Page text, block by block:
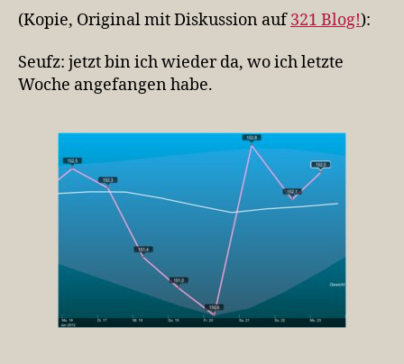
nicht
(Kopie, Original mit Diskussion auf321 Blog!):
Seufz: jetzt bin ich wieder da, wo ich letzte
Woche angefangen habe.